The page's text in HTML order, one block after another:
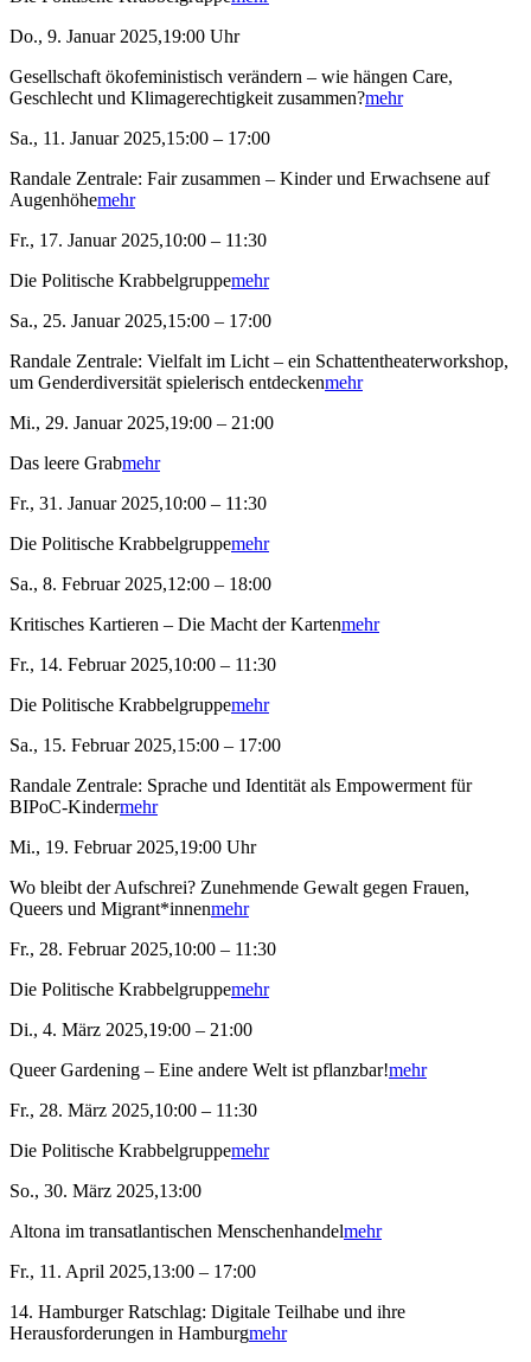
Do., 9. Januar 2025,19:00 Uhr
Gesellschaft ökofeministisch verändern – wie hängen Care,
Geschlecht und Klimagerechtigkeit zusammen?mehr
Sa., 11. Januar 2025,15:00 – 17:00
Randale Zentrale: Fair zusammen – Kinder und Erwachsene auf
Augenhöhemehr
Fr., 17. Januar 2025,10:00 – 11:30
Die Politische Krabbelgruppemehr
Sa., 25. Januar 2025,15:00 – 17:00
Randale Zentrale: Vielfalt im Licht – ein Schattentheaterworkshop,
um Genderdiversität spielerisch entdeckenmehr
Mi., 29. Januar 2025,19:00 – 21:00
Das leere Grabmehr
Fr., 31. Januar 2025,10:00 – 11:30
Die Politische Krabbelgruppemehr
Sa., 8. Februar 2025,12:00 – 18:00
Kritisches Kartieren – Die Macht der Kartenmehr
Fr., 14. Februar 2025,10:00 – 11:30
Die Politische Krabbelgruppemehr
Sa., 15. Februar 2025,15:00 – 17:00
Randale Zentrale: Sprache und Identität als Empowerment für
BIPoC-Kindermehr
Mi., 19. Februar 2025,19:00 Uhr
Wo bleibt der Aufschrei? Zunehmende Gewalt gegen Frauen,
Queers und Migrant*innenmehr
Fr., 28. Februar 2025,10:00 – 11:30
Die Politische Krabbelgruppemehr
Di., 4. März 2025,19:00 – 21:00
Queer Gardening – Eine andere Welt ist pflanzbar!mehr
Fr., 28. März 2025,10:00 – 11:30
Die Politische Krabbelgruppemehr
So., 30. März 2025,13:00
Altona im transatlantischen Menschenhandelmehr
Fr., 11. April 2025,13:00 – 17:00
14. Hamburger Ratschlag: Digitale Teilhabe und ihre
Herausforderungen in Hamburgmehr